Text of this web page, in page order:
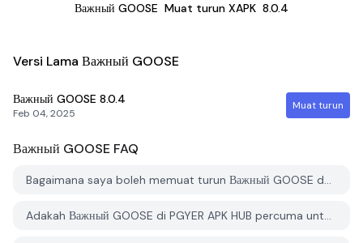
Важный GOOSE Muat turun XAPK 8.0.4
Versi Lama Важный GOOSE
Важный GOOSE 8.0.4
Feb 04, 2025
Muat turun
Важный GOOSE FAQ
Bagaimana saya boleh memuat turun Важный GOOSE dari PGYER APK HUB?
Adakah Важный GOOSE di PGYER APK HUB percuma untuk dimuat turun?